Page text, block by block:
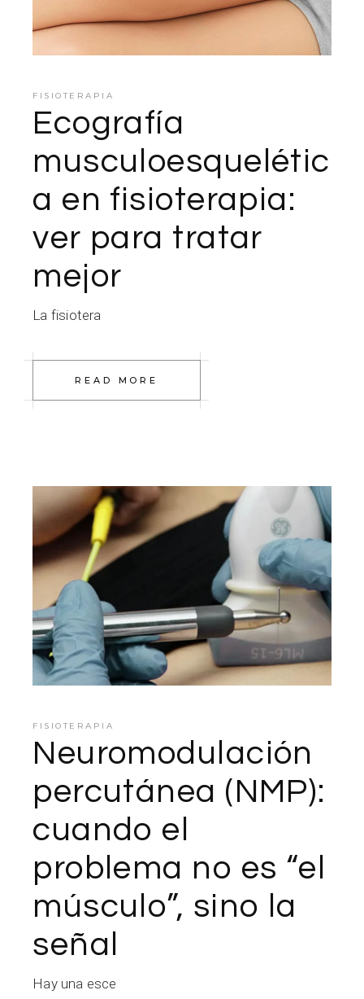
FISIOTERAPIA
Ecografía
musculoesquelétic
a en fisioterapia:
ver para tratar
mejor
La fisiotera
READ MORE
FISIOTERAPIA
Neuromodulación
percutánea (NMP):
cuando el
problema no es “el
músculo”, sino la
señal
Hay una esce